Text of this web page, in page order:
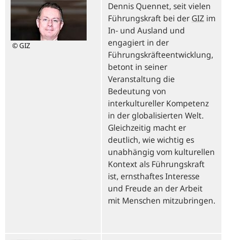
© GIZ
Dennis Quennet, seit vielen
Führungskraft bei der GIZ im
In- und Ausland und
engagiert in der
Führungskräfteentwicklung,
betont in seiner
Veranstaltung die
Bedeutung von
interkultureller Kompetenz
in der globalisierten Welt.
Gleichzeitig macht er
deutlich, wie wichtig es
unabhängig vom kulturellen
Kontext als Führungskraft
ist, ernsthaftes Interesse
und Freude an der Arbeit
mit Menschen mitzubringen.